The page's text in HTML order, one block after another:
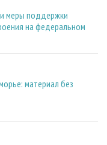
меры поддержки
на федеральном
материал без